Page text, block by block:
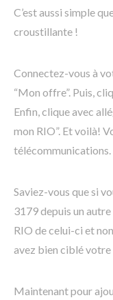
C’est aussi simple
croustillante !
Connectez-vous à
“Mon offre”. Puis,
Enfin, clique avec
mon RIO”. Et voilà!
télécommunications.
Saviez-vous que si
3179 depuis un
RIO de celui-ci et
avez bien ciblé
Maintenant pour